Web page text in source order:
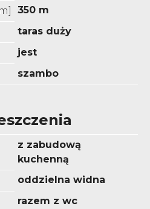
350 m
taras duży
jest
szambo
z zabudową
kuchenną
oddzielna widna
razem z wc